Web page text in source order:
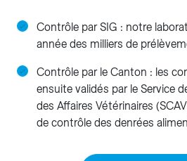
Contrôle par SIG : notre
année des milliers de
Contrôle par le Canton : les
ensuite validés par le Service
des Affaires Vétérinaires
de contrôle des denrées